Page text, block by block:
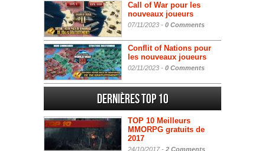
Call of War pour les
nouveaux joueurs
07/11/2023 - 0 Comments
Conflit of Nations pour
les nouveaux joueurs
02/11/2023 - 0 Comments
Dernières Top 10
TOP 10 Meilleurs
MMORPG gratuits de
2017
24/10/2017 - 2 Comments